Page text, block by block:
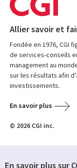
Allier savoir et
Fondée en 1976, CGI
de services-conseils
management au
sur les résultats afin
investissements.
En savoir plus
© 2026 CGI inc.
En savoir plus sur